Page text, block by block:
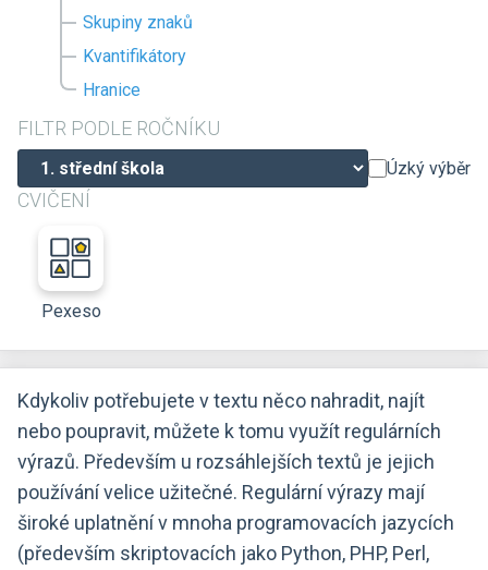
Skupiny znaků
Kvantifikátory
Hranice
FILTR PODLE ROČNÍKU
Úzký výběr
CVIČENÍ
Pexeso
Kdykoliv potřebujete v textu něco nahradit, najít
nebo poupravit, můžete k tomu využít regulárních
výrazů. Především u rozsáhlejších textů je jejich
používání velice užitečné. Regulární výrazy mají
široké uplatnění v mnoha programovacích jazycích
(především skriptovacích jako Python, PHP, Perl,